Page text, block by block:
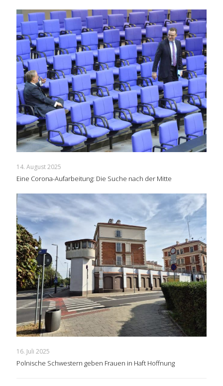
14. August 2025
Eine Corona-Aufarbeitung: Die Suche nach der Mitte
16. Juli 2025
Polnische Schwestern geben Frauen in Haft Hoffnung